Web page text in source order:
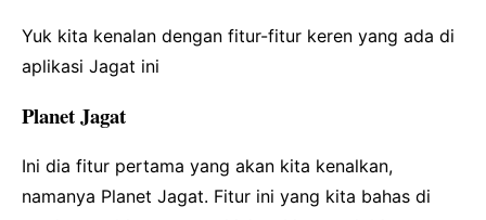
Yuk kita kenalan dengan fitur-fitur keren yang ada di
aplikasi Jagat ini
Planet Jagat
Ini dia fitur pertama yang akan kita kenalkan,
namanya Planet Jagat. Fitur ini yang kita bahas di